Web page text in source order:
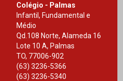
Colégio - Palmas
Infantil, Fundamental e
Médio
Qd.108 Norte, Alameda 16
Lote 10 A, Palmas
TO, 77006-902
(63) 3236-5366
(63) 3236-5340